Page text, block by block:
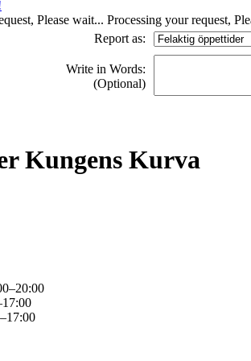
Processing your request,
Report as:
Write in Words:
(Optional)
Kungens Kurva